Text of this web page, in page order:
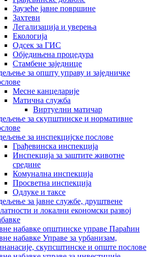
Заузеће јавне површине
Захтеви
Легализација и уверења
Екологија
Одсек за ГИС
Обједињена процедура
Стамбене заједнице
за општу управу и заједничке
Месне канцеларије
Матична служба
Виртуелни матичар
за скупштинске и нормативне
за инспекцијске послове
Грађевинска инспекција
Инспекција за заштите животне
средине
Комунална инспекција
Просветна инспекција
Одлуке и таксе
за јавне службе, друштвене
и локални економски развој
набавке општинске управе Параћин
набавке Управе за урбанизам,
скупсштинске и опште послове